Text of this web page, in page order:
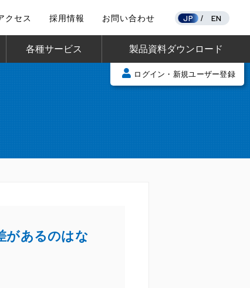
クセス 採用情報 お問い合わせ JP / EN
各種サービス 製品資料ダウンロード
ログイン・新規ユーザー登録
があるのはな